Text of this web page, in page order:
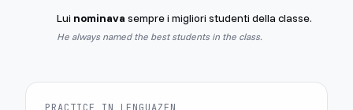
Lui nominava sempre i migliori studenti della classe.
He always named the best students in the class.